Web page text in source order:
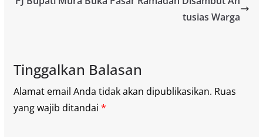
tusias Warga
Tinggalkan Balasan
Alamat email Anda tidak akan dipublikasikan. Ruas
yang wajib ditandai *